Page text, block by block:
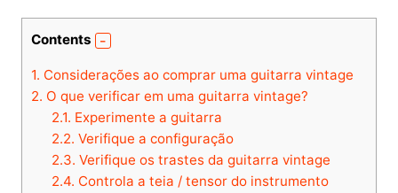
Contents
1. Considerações ao comprar uma guitarra vintage
2. O que verificar em uma guitarra vintage?
2.1. Experimente a guitarra
2.2. Verifique a configuração
2.3. Verifique os trastes da guitarra vintage
2.4. Controla a teia / tensor do instrumento